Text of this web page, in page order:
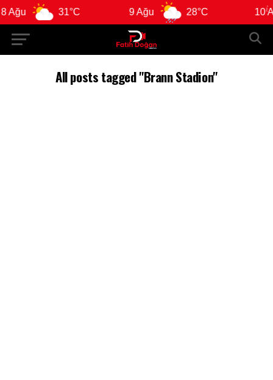
31°C 9 Ağu 28°C 10
All posts tagged "Brann Stadion"